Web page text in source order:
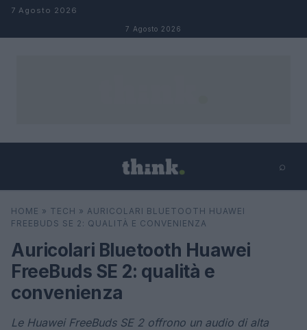
Salta al contenuto
7 Agosto 2026
7 Agosto 2026
⌕
Cerca
HOME » TECH » AURICOLARI BLUETOOTH HUAWEI
FREEBUDS SE 2: QUALITÀ E CONVENIENZA
Auricolari Bluetooth Huawei
FreeBuds SE 2: qualità e
convenienza
Le Huawei FreeBuds SE 2 offrono un audio di alta